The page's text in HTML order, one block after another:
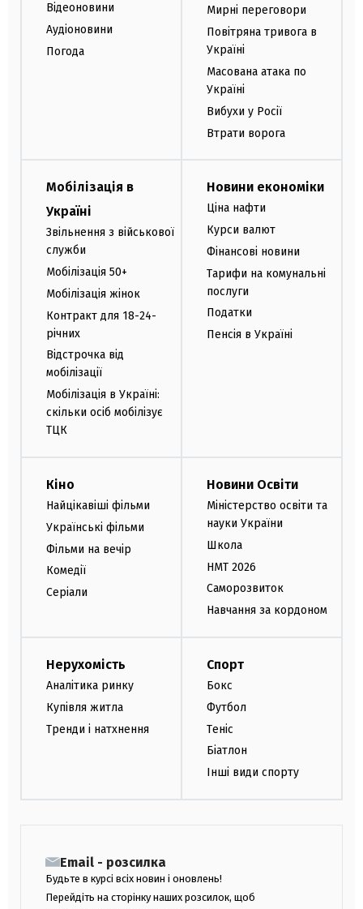
Відеоновини
Аудіоновини
Погода
Мирні переговори
Повітряна тривога в
Україні
Масована атака по
Україні
Вибухи у Росії
Втрати ворога
Мобілізація в
Україні
Звільнення з військової
служби
Мобілізація 50+
Мобілізація жінок
Контракт для 18-24-
річних
Відстрочка від
мобілізації
Мобілізація в Україні:
скільки осіб мобілізує
ТЦК
Новини економіки
Ціна нафти
Курси валют
Фінансові новини
Тарифи на комунальні
послуги
Податки
Пенсія в Україні
Кіно
Найцікавіші фільми
Українські фільми
Фільми на вечір
Комедії
Серіали
Новини Освіти
Міністерство освіти та
науки України
Школа
НМТ 2026
Саморозвиток
Навчання за кордоном
Нерухомість
Аналітика ринку
Купівля житла
Тренди і натхнення
Спорт
Бокс
Футбол
Теніс
Біатлон
Інші види спорту
Email - розсилка
Будьте в курсі всіх новин і оновлень!
Перейдіть на сторінку наших розсилок, щоб